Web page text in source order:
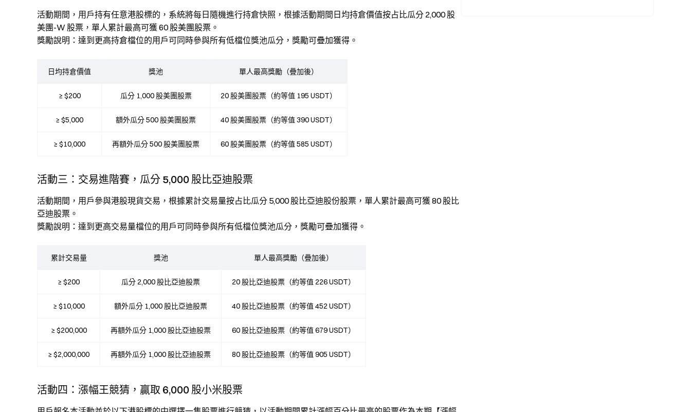
活動期間，用戶持有任意港股標的，系統將每日隨機進行持倉快照，根據活動期間日均持倉價值按占比瓜分 2,000 股
美團-W 股票，單人累計最高可獲 60 股美團股票。
獎勵說明：達到更高持倉檔位的用戶可同時參與所有低檔位獎池瓜分，獎勵可疊加獲得。
日均持倉價值 獎池 單人最高獎勵（疊加後）
≥ $200 瓜分 1,000 股美團股票 20 股美團股票（約等值 195 USDT）
≥ $5,000 額外瓜分 500 股美團股票 40 股美團股票（約等值 390 USDT）
≥ $10,000 再額外瓜分 500 股美團股票 60 股美團股票（約等值 585 USDT）
活動三：交易進階賽，瓜分 5,000 股比亞迪股票
活動期間，用戶參與港股現貨交易，根據累計交易量按占比瓜分 5,000 股比亞迪股份股票，單人累計最高可獲 80 股比
亞迪股票。
獎勵說明：達到更高交易量檔位的用戶可同時參與所有低檔位獎池瓜分，獎勵可疊加獲得。
累計交易量 獎池 單人最高獎勵（疊加後）
≥ $200 瓜分 2,000 股比亞迪股票 20 股比亞迪股票（約等值 226 USDT）
≥ $10,000 額外瓜分 1,000 股比亞迪股票 40 股比亞迪股票（約等值 452 USDT）
≥ $200,000 再額外瓜分 1,000 股比亞迪股票 60 股比亞迪股票（約等值 679 USDT）
≥ $2,000,000 再額外瓜分 1,000 股比亞迪股票 80 股比亞迪股票（約等值 905 USDT）
活動四：漲幅王競猜，贏取 6,000 股小米股票